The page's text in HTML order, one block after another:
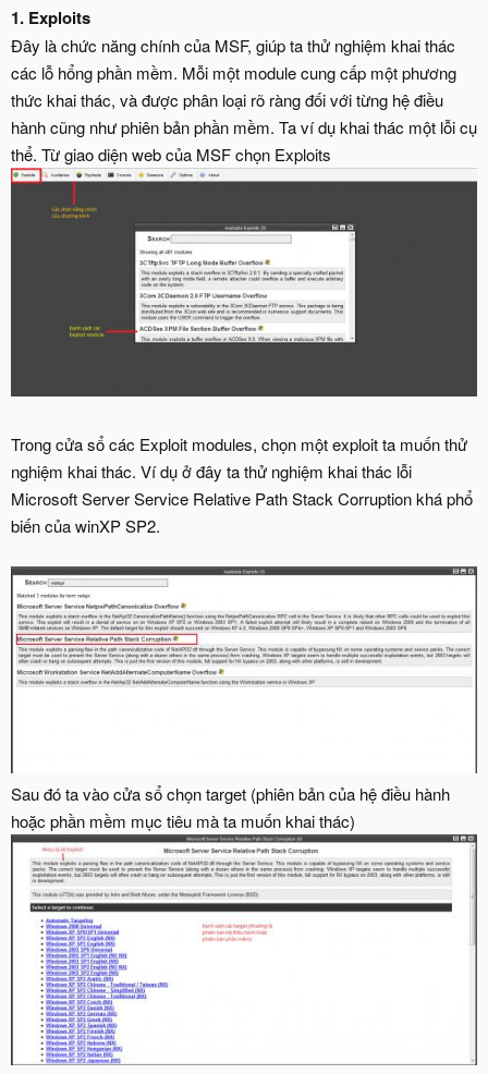
1. Exploits
Đây là chức năng chính của MSF, giúp ta thử nghiệm khai thác
các lỗ hổng phần mềm. Mỗi một module cung cấp một phương
thức khai thác, và được phân loại rõ ràng đối với từng hệ điều
hành cũng như phiên bản phần mềm. Ta ví dụ khai thác một lỗi cụ
thể. Từ giao diện web của MSF chọn Exploits
Trong cửa sổ các Exploit modules, chọn một exploit ta muốn thử
nghiệm khai thác. Ví dụ ở đây ta thử nghiệm khai thác lỗi
Microsoft Server Service Relative Path Stack Corruption khá phổ
biến của winXP SP2.
Sau đó ta vào cửa sổ chọn target (phiên bản của hệ điều hành
hoặc phần mềm mục tiêu mà ta muốn khai thác)